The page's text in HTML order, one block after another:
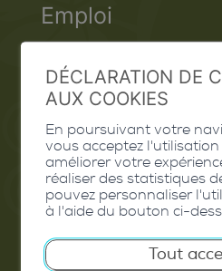
Emploi
Extranet
Valais
Commune de
Route de Savoie 54
DÉCLARATION DE
AUX COOKIES
En poursuivant votre
vous acceptez
améliorer votre
réaliser des statistiques
pouvez personnaliser
à l'aide du bouton ci-
Tout